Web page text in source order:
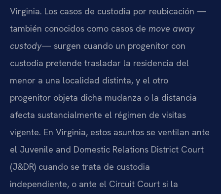
Virginia. Los casos de custodia por reubicación —
también conocidos como casos de move away
custody— surgen cuando un progenitor con
custodia pretende trasladar la residencia del
menor a una localidad distinta, y el otro
progenitor objeta dicha mudanza o la distancia
afecta sustancialmente el régimen de visitas
vigente. En Virginia, estos asuntos se ventilan ante
el Juvenile and Domestic Relations District Court
(J&DR) cuando se trata de custodia
independiente, o ante el Circuit Court si la